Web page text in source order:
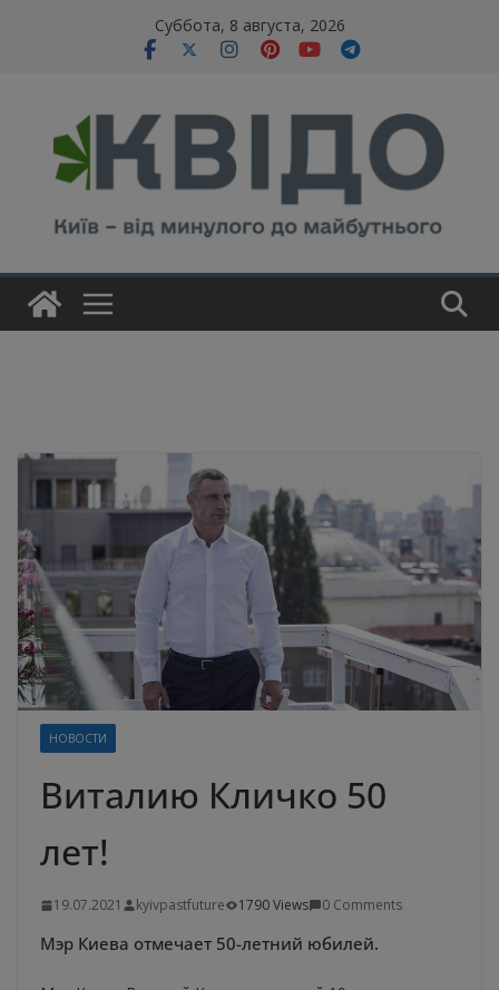
Суббота, 8 августа, 2026
НОВОСТИ
Виталию Кличко 50
лет!
19.07.2021 kyivpastfuture 1790 Views 0 Comments
Мэр Киева отмечает 50-летний юбилей.
modal-check